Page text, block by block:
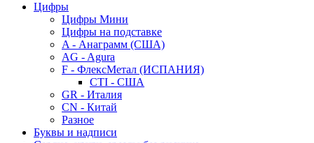
Цифры
Цифры Мини
Цифры на подставке
A - Анаграмм (США)
AG - Agura
F - ФлексМетал (ИСПАНИЯ)
CTI - США
GR - Италия
CN - Китай
Разное
Буквы и надписи